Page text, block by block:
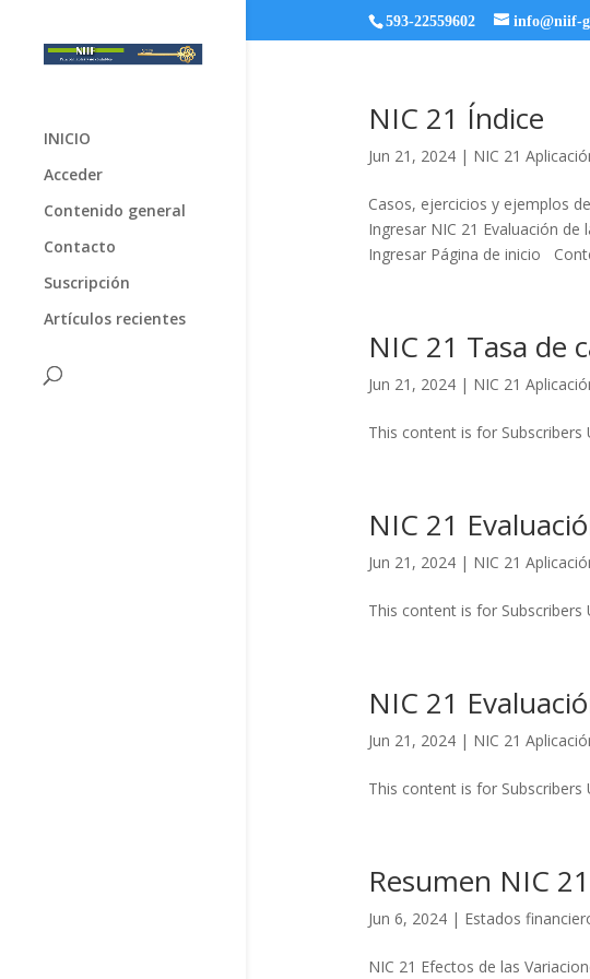
593-22559602 info@niif-
INICIO
Acceder
Contenido general
Contacto
Suscripción
Artículos recientes
NIC 21 Índice
Jun 21, 2024| NIC 21
Casos, ejercicios y ejemplos
Ingresar NIC 21 Evaluación
Ingresar Página de inicio
NIC 21 Tasa de
Jun 21, 2024| NIC 21
This content is for Subscribers
NIC 21
Jun 21, 2024| NIC 21
This content is for Subscribers
NIC 21
Jun 21, 2024| NIC 21
This content is for Subscribers
Resumen NIC 21
Jun 6, 2024| Estados
NIC 21 Efectos de las